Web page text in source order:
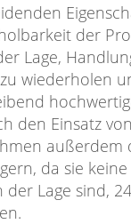
der
Lage,
wiederholen
den Einsatz
außerdem
da sie keine
Lage sind,